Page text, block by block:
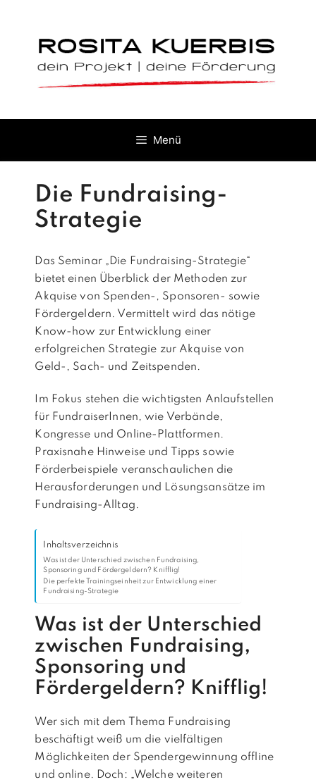
springen
Menü
Die Fundraising-
Strategie
Das Seminar „Die Fundraising-Strategie“
bietet einen Überblick der Methoden zur
Akquise von Spenden-, Sponsoren- sowie
Fördergeldern. Vermittelt wird das nötige
Know-how zur Entwicklung einer
erfolgreichen Strategie zur Akquise von
Geld-, Sach- und Zeitspenden.
Im Fokus stehen die wichtigsten Anlaufstellen
für FundraiserInnen, wie Verbände,
Kongresse und Online-Plattformen.
Praxisnahe Hinweise und Tipps sowie
Förderbeispiele veranschaulichen die
Herausforderungen und Lösungsansätze im
Fundraising-Alltag.
Inhaltsverzeichnis
Was ist der Unterschied zwischen Fundraising,
Sponsoring und Fördergeldern? Knifflig!
Die perfekte Trainingseinheit zur Entwicklung einer
Fundraising-Strategie
Was ist der Unterschied
zwischen Fundraising,
Sponsoring und
Fördergeldern? Knifflig!
Wer sich mit dem Thema Fundraising
beschäftigt weiß um die vielfältigen
Möglichkeiten der Spendergewinnung offline
und online. Doch: „Welche weiteren